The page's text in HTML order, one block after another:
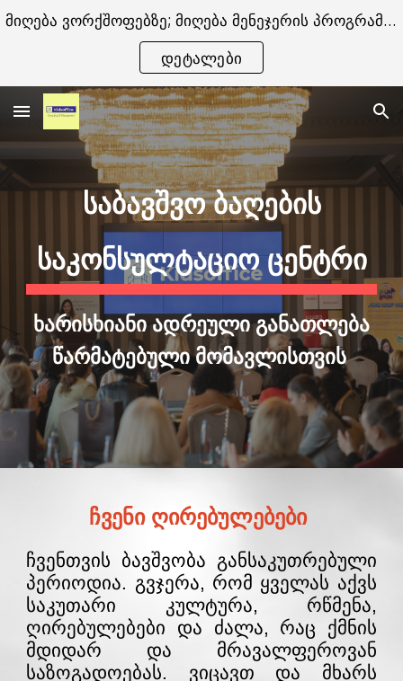
Skip to main content Skip to navigation
მიღება ვორქშოფებზე; მიღება მენეჯერის პროგრამაზე -
დეტალები
ᲡᲐᲑᲐᲕᲨᲕᲝ ᲑᲐᲦᲔᲑᲘᲡ
ᲡᲐᲙᲝᲜᲡᲣᲚᲢᲐᲪᲘᲝ ᲪᲔᲜᲢᲠᲘ
ხარისხიანი ადრეული განათლება
წარმატებული მომავლისთვის
ჩვენი ღირებულებები
ჩვენთვის ბავშვობა განსაკუთრებული
პერიოდია. გვჯერა, რომ ყველას აქვს
საკუთარი კულტურა, რწმენა,
ღირებულებები და ძალა, რაც ქმნის
მდიდარ და მრავალფეროვან
საზოგადოებას. ვიცავთ და მხარს